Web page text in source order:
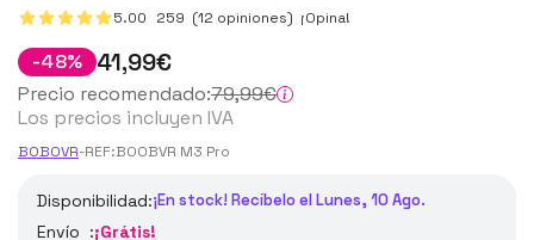
5.00 259 (12 opiniones) ¡Opina!
-48% 41,99€
Precio recomendado:79,99€
Los precios incluyen IVA
BOBOVR-REF:BOOBVR M3 Pro
Disponibilidad:¡En stock! Recíbelo el Lunes, 10 Ago.
Envío :¡Grátis!